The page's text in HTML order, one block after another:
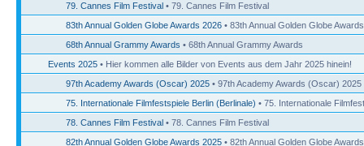
79. Cannes Film Festival • 79. Cannes Film Festival
83th Annual Golden Globe Awards 2026 • 83th Annual Golden Globe
68th Annual Grammy Awards • 68th Annual Grammy Awards
Events 2025 • Hier kommen alle Bilder von Events aus dem Jahr 2025 hinein!
97th Academy Awards (Oscar) 2025 • 97th Academy Awards (Oscar) 2025
75. Internationale Filmfestspiele Berlin (Berlinale) • 75. Internationale
78. Cannes Film Festival • 78. Cannes Film Festival
82th Annual Golden Globe Awards 2025 • 82th Annual Golden Globe